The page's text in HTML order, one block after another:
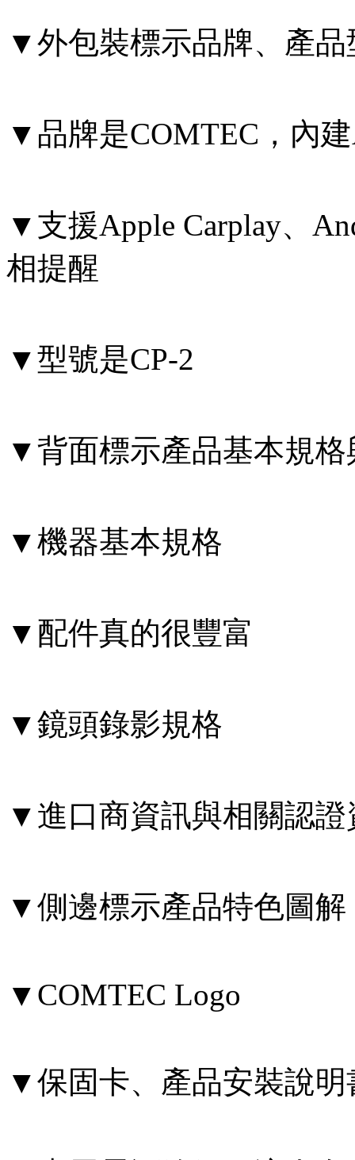
▼外包裝標示品牌、產
▼品牌是COMTEC，內
▼支援Apple Carplay、
相提醒
▼型號是CP-2
▼背面標示產品基本規格
▼機器基本規格
▼配件真的很豐富
▼鏡頭錄影規格
▼進口商資訊與相關認證
▼側邊標示產品特色圖解
▼COMTEC Logo
▼保固卡、產品安裝說